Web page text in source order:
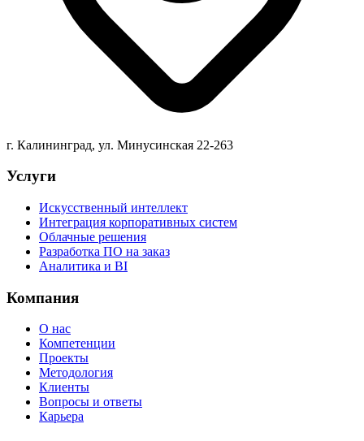
г. Калининград, ул. Минусинская 22-263
Услуги
Искусственный интеллект
Интеграция корпоративных систем
Облачные решения
Разработка ПО на заказ
Аналитика и BI
Компания
О нас
Компетенции
Проекты
Методология
Клиенты
Вопросы и ответы
Карьера